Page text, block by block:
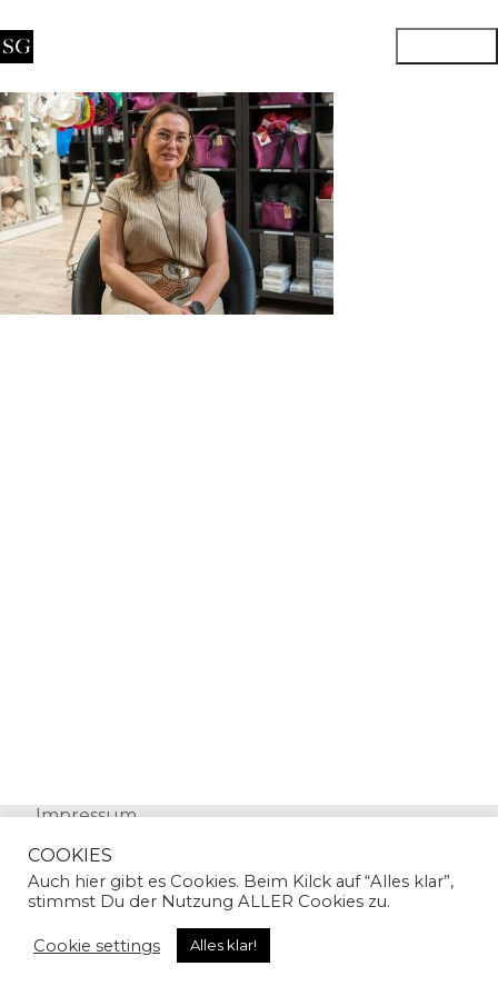
Impressum
© Copyright 2024 | Sandra Gallian | All Rights
COOKIES
Auch hier gibt es Cookies. Beim Kilck auf “Alles klar”,
stimmst Du der Nutzung ALLER Cookies zu.
Cookie settings Alles klar!